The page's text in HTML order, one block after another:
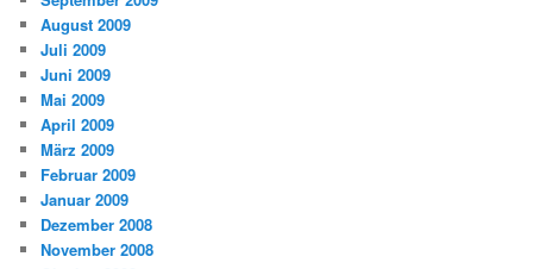
August 2009
Juli 2009
Juni 2009
Mai 2009
April 2009
März 2009
Februar 2009
Januar 2009
Dezember 2008
November 2008